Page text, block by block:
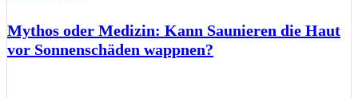
Mythos oder Medizin: Kann Saunieren die Haut
vor Sonnenschäden wappnen?